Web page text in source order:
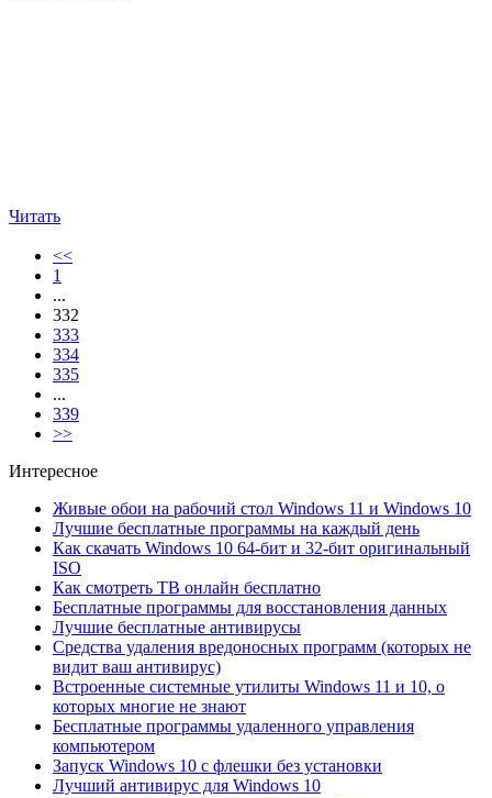
Читать
<<
1
...
332
333
334
335
...
339
>>
Интересное
Живые обои на рабочий стол Windows 11 и Windows 10
Лучшие бесплатные программы на каждый день
Как скачать Windows 10 64-бит и 32-бит оригинальный
ISO
Как смотреть ТВ онлайн бесплатно
Бесплатные программы для восстановления данных
Лучшие бесплатные антивирусы
Средства удаления вредоносных программ (которых не
видит ваш антивирус)
Встроенные системные утилиты Windows 11 и 10, о
которых многие не знают
Бесплатные программы удаленного управления
компьютером
Запуск Windows 10 с флешки без установки
Лучший антивирус для Windows 10